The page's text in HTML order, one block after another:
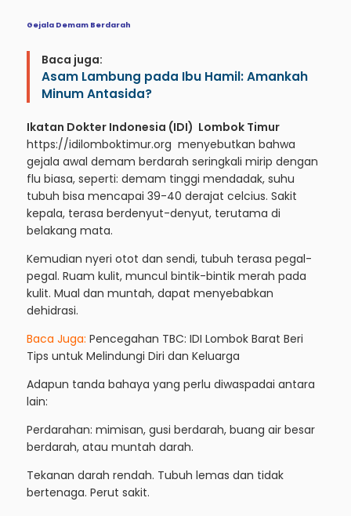
Gejala Demam Berdarah
Baca juga:
Asam Lambung pada Ibu Hamil: Amankah
Minum Antasida?
Ikatan Dokter Indonesia (IDI) Lombok Timur
https://idilomboktimur.org menyebutkan bahwa
gejala awal demam berdarah seringkali mirip dengan
flu biasa, seperti: demam tinggi mendadak, suhu
tubuh bisa mencapai 39-40 derajat celcius. Sakit
kepala, terasa berdenyut-denyut, terutama di
belakang mata.
Kemudian nyeri otot dan sendi, tubuh terasa pegal-
pegal. Ruam kulit, muncul bintik-bintik merah pada
kulit. Mual dan muntah, dapat menyebabkan
dehidrasi.
Baca Juga: Pencegahan TBC: IDI Lombok Barat Beri
Tips untuk Melindungi Diri dan Keluarga
Adapun tanda bahaya yang perlu diwaspadai antara
lain:
Perdarahan: mimisan, gusi berdarah, buang air besar
berdarah, atau muntah darah.
Tekanan darah rendah. Tubuh lemas dan tidak
bertenaga. Perut sakit.